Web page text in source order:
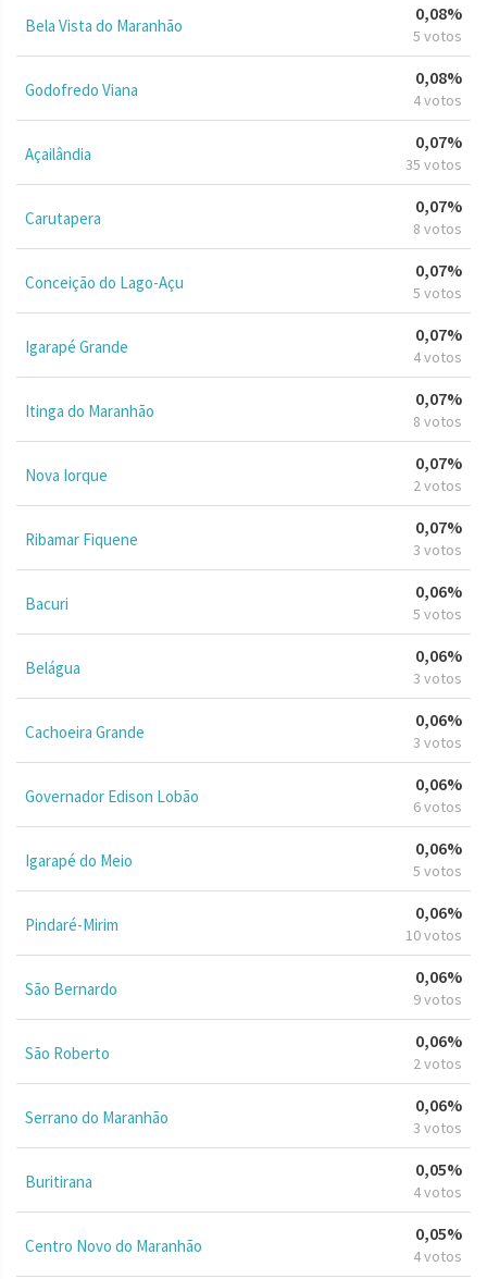
Bela Vista do Maranhão
0,08%
5 votos
Godofredo Viana
0,08%
4 votos
Açailândia
0,07%
35 votos
Carutapera
0,07%
8 votos
Conceição do Lago-Açu
0,07%
5 votos
Igarapé Grande
0,07%
4 votos
Itinga do Maranhão
0,07%
8 votos
Nova Iorque
0,07%
2 votos
Ribamar Fiquene
0,07%
3 votos
Bacuri
0,06%
5 votos
Belágua
0,06%
3 votos
Cachoeira Grande
0,06%
3 votos
Governador Edison Lobão
0,06%
6 votos
Igarapé do Meio
0,06%
5 votos
Pindaré-Mirim
0,06%
10 votos
São Bernardo
0,06%
9 votos
São Roberto
0,06%
2 votos
Serrano do Maranhão
0,06%
3 votos
Buritirana
0,05%
4 votos
Centro Novo do Maranhão
0,05%
4 votos